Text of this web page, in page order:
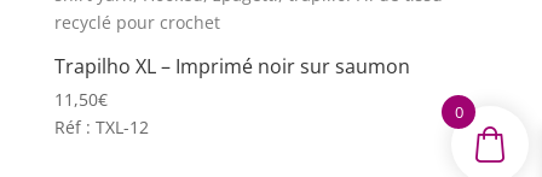
Trapilho XL – Imprimé noir sur saumon
11,50€
Réf : TXL-12
0